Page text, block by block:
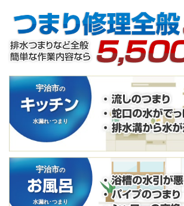
宇治市の
水漏れ･つまり
宇治市の
水漏れ･つまり